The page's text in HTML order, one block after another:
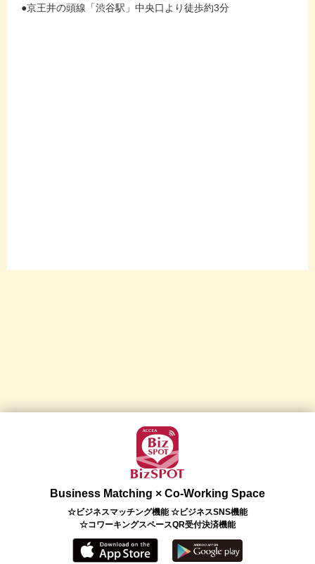
●京王井の頭線「渋谷駅」中央口より徒歩約3分
Business Matching × Co-Working Space
☆ビジネスマッチング機能 ☆ビジネスSNS機能
☆コワーキングスペースQR受付決済機能